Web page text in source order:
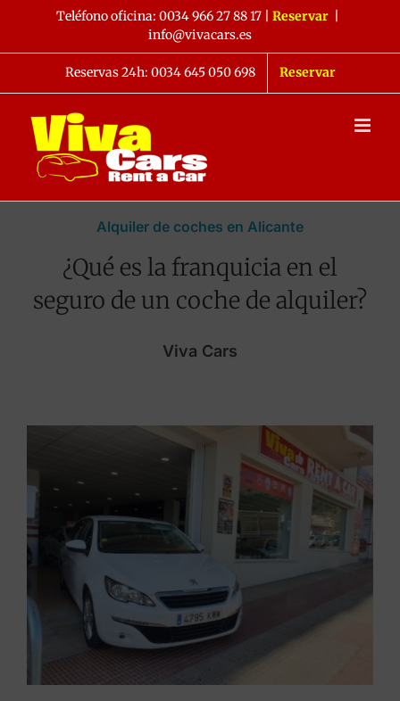
contenido
Teléfono oficina: 0034 966 27 88 17| Reservar
info@vivacars.es
Reservas 24h: 0034 645 050 698 Reservar
Alquiler de coches en Alicante
¿Qué es la franquicia en el
seguro de un coche de alquiler?
Viva Cars